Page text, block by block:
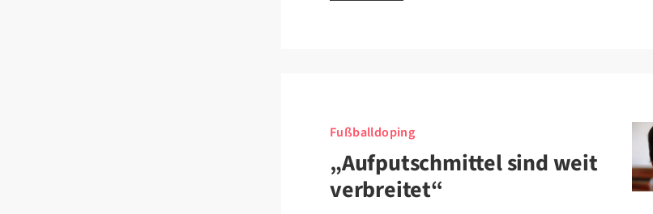
Fußballdoping
„Aufputschmittel sind weit
verbreitet“